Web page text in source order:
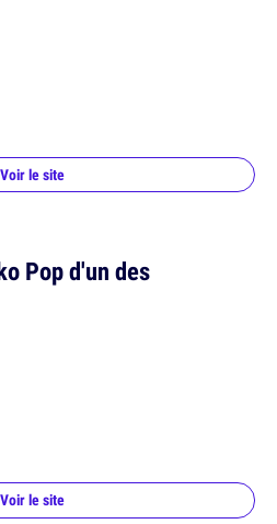
Voir le site
Pop d'un des
Voir le site